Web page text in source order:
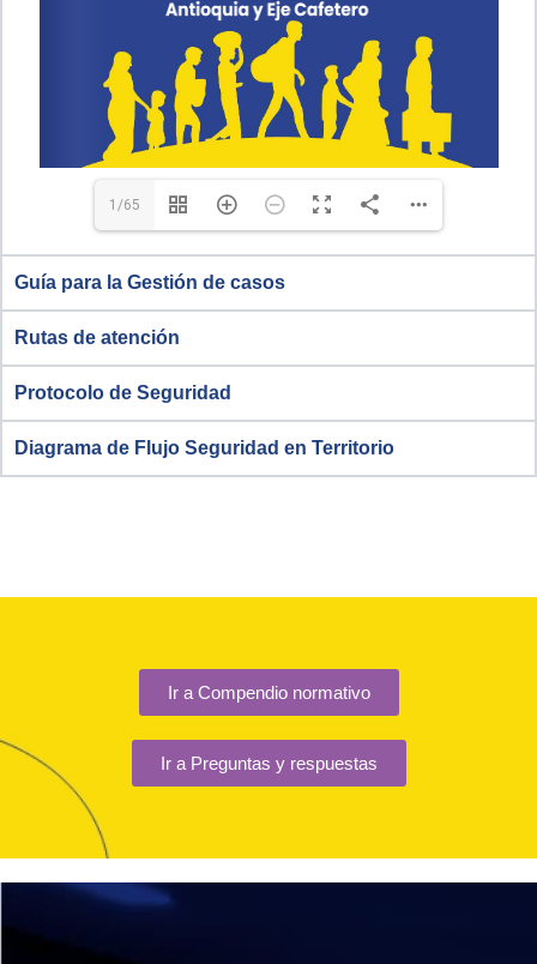
1/65
Guía para la Gestión de casos
Rutas de atención
Protocolo de Seguridad
Diagrama de Flujo Seguridad en Territorio
Ir a Compendio normativo
Ir a Preguntas y respuestas